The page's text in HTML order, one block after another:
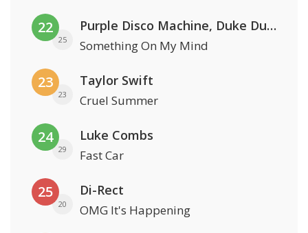
22
25
Purple Disco Machine, Duke Dumont & Nothing But Thieves
Something On My Mind
23
23
Taylor Swift
Cruel Summer
24
29
Luke Combs
Fast Car
25
20
Di-Rect
OMG It's Happening